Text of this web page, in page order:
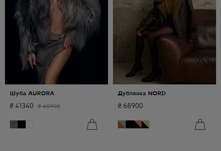
Шуба AURORA
₴ 41340 ₴ 68900
Дублянка NORD
₴ 68900